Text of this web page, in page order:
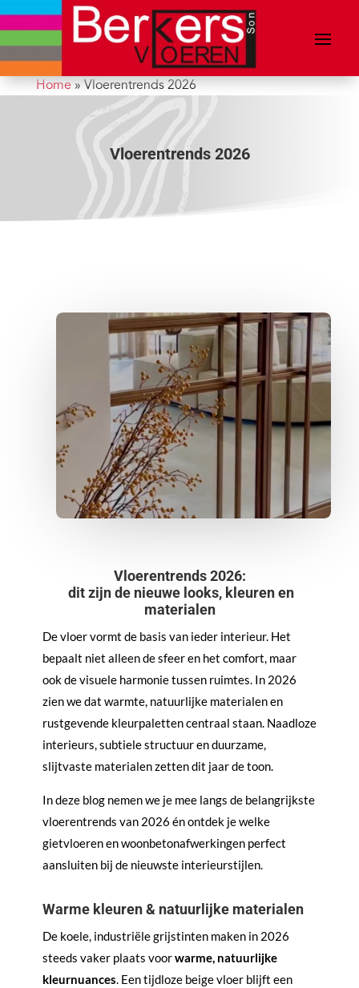
Home» Vloerentrends 2026
Vloerentrends 2026
Vloerentrends 2026:
dit zijn de nieuwe looks, kleuren en
materialen
De vloer vormt de basis van ieder interieur. Het
bepaalt niet alleen de sfeer en het comfort, maar
ook de visuele harmonie tussen ruimtes. In 2026
zien we dat warmte, natuurlijke materialen en
rustgevende kleurpaletten centraal staan. Naadloze
interieurs, subtiele structuur en duurzame,
slijtvaste materialen zetten dit jaar de toon.
In deze blog nemen we je mee langs de belangrijkste
vloerentrends van 2026 én ontdek je welke
gietvloeren en woonbetonafwerkingen perfect
aansluiten bij de nieuwste interieurstijlen.
Warme kleuren & natuurlijke materialen
De koele, industriële grijstinten maken in 2026
steeds vaker plaats voorwarme, natuurlijke
kleurnuances. Een tijdloze beige vloer blijft een